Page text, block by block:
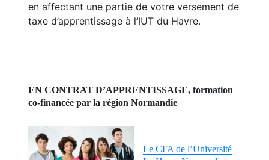
en affectant une partie de votre versement de
taxe d’apprentissage à l’IUT du Havre.
EN CONTRAT D’APPRENTISSAGE, formation
co-financée par la région Normandie
Le CFA de l’Université